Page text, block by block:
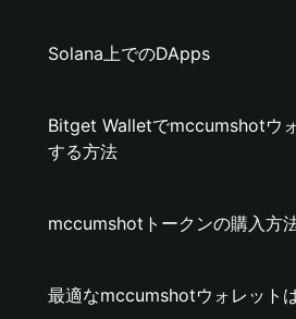
Solana上でのDApps
Bitget Walletでmccumshotウ
する方法
mccumshotトークンの購入方
最適なmccumshotウォレット